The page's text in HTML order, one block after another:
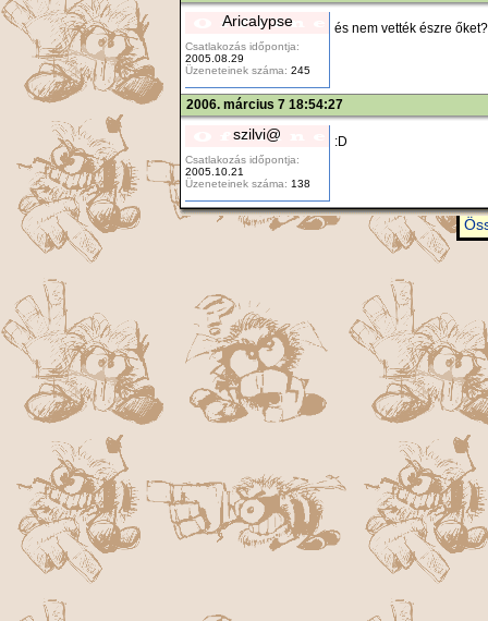
Aricalypse
Csatlakozás időpontja:
2005.08.29
Üzeneteinek száma: 245
és nem vették észre
2006. március 7 18:54:27
szilvi@
Csatlakozás időpontja:
2005.10.21
Üzeneteinek száma: 138
:D